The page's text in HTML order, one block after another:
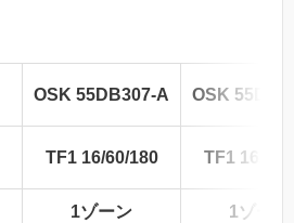
OSK 55DB307-A OSK
TF1 16/60/180 TF1 16/60/
1ゾーン 1ゾーン